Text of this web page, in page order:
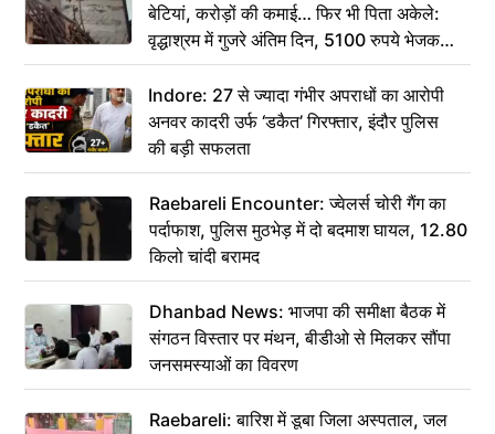
बेटियां, करोड़ों की कमाई… फिर भी पिता अकेले:
वृद्धाश्रम में गुजरे अंतिम दिन, 5100 रुपये भेजकर
कहा– अंतिम संस्कार कर दीजिए हम नहीं आ पाएंगे
Indore: 27 से ज्यादा गंभीर अपराधों का आरोपी
अनवर कादरी उर्फ ‘डकैत’ गिरफ्तार, इंदौर पुलिस
की बड़ी सफलता
Raebareli Encounter: ज्वेलर्स चोरी गैंग का
पर्दाफाश, पुलिस मुठभेड़ में दो बदमाश घायल, 12.80
किलो चांदी बरामद
Dhanbad News: भाजपा की समीक्षा बैठक में
संगठन विस्तार पर मंथन, बीडीओ से मिलकर सौंपा
जनसमस्याओं का विवरण
Raebareli: बारिश में डूबा जिला अस्पताल, जल